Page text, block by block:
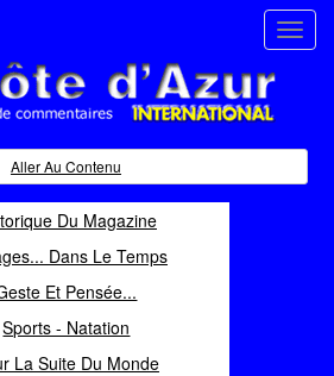
de commentaires
Aller Au Contenu
Du Magazine
Dans Le Temps
Et Pensée...
Sports - Natation
La Suite Du Monde